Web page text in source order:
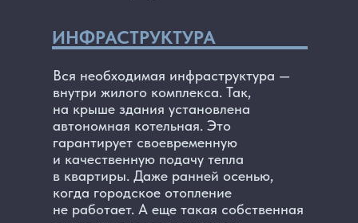
Вся необходимая инфраструктура —
внутри жилого комплекса. Так,
на крыше здания установлена
автономная котельная. Это
гарантирует своевременную
и качественную подачу тепла
в квартиры. Даже ранней осенью,
когда городское отопление
не работает. А еще такая собственная
ИНФРАСТРУКТУРА